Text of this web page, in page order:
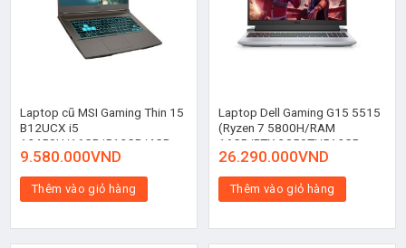
Laptop cũ MSI Gaming Thin 15
B12UCX i5
12450H/16GB/512GB/4GB
RTX2050/144Hz/Win11
9.580.000VND
Thêm vào giỏ hàng
Laptop Dell Gaming G15 5515
(Ryzen 7 5800H/RAM
16GB/RTX 3050Ti/512GB
SSD/ Windows 11 + Office)
26.290.000VND
Thêm vào giỏ hàng